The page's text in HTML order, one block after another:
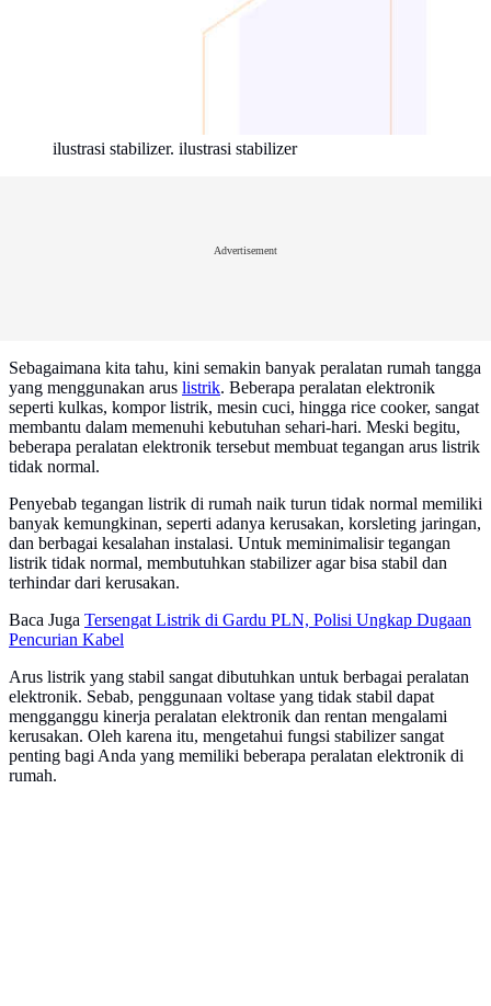
ilustrasi stabilizer. ilustrasi stabilizer
Advertisement
Sebagaimana kita tahu, kini semakin banyak peralatan rumah tangga
yang menggunakan arus listrik. Beberapa peralatan elektronik
seperti kulkas, kompor listrik, mesin cuci, hingga rice cooker, sangat
membantu dalam memenuhi kebutuhan sehari-hari. Meski begitu,
beberapa peralatan elektronik tersebut membuat tegangan arus listrik
tidak normal.
Penyebab tegangan listrik di rumah naik turun tidak normal memiliki
banyak kemungkinan, seperti adanya kerusakan, korsleting jaringan,
dan berbagai kesalahan instalasi. Untuk meminimalisir tegangan
listrik tidak normal, membutuhkan stabilizer agar bisa stabil dan
terhindar dari kerusakan.
Baca Juga Tersengat Listrik di Gardu PLN, Polisi Ungkap Dugaan
Pencurian Kabel
Arus listrik yang stabil sangat dibutuhkan untuk berbagai peralatan
elektronik. Sebab, penggunaan voltase yang tidak stabil dapat
mengganggu kinerja peralatan elektronik dan rentan mengalami
kerusakan. Oleh karena itu, mengetahui fungsi stabilizer sangat
penting bagi Anda yang memiliki beberapa peralatan elektronik di
rumah.